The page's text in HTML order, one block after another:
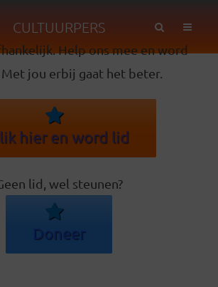
CULTUURPERS
Help ons mee en word
jou erbij gaat het beter.
hier en word lid
lid, wel steunen?
Doneer